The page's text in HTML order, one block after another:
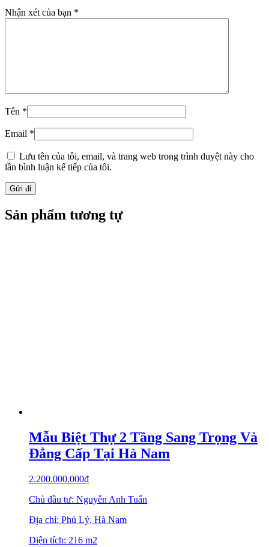
Nhận xét của bạn *
Tên *
Email *
Lưu tên của tôi, email, và trang web trong trình duyệt này cho
lần bình luận kế tiếp của tôi.
Sản phẩm tương tự
Mẫu Biệt Thự 2 Tầng Sang Trọng Và
Đẳng Cấp Tại Hà Nam
2.200.000.000₫
Chủ đầu tư: Nguyễn Anh Tuấn
Địa chỉ: Phủ Lý, Hà Nam
Diện tích: 216 m2